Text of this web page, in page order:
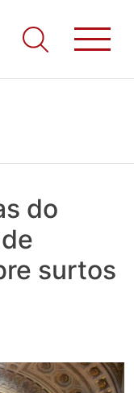
Onde as notícias
Saúde!
do
surtos